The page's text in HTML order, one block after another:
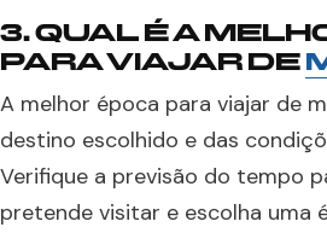
3. QUAL É A
PARA VIAJAR DE
A melhor época para viajar de
destino escolhido e das
Verifique a previsão do tempo
pretende visitar e escolha uma